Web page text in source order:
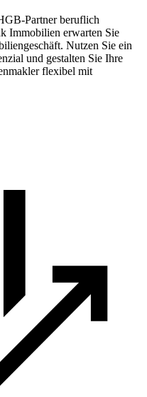
Partner beruflich
Immobilien erwarten Sie
Nutzen Sie ein
und gestalten Sie Ihre
flexibel mit